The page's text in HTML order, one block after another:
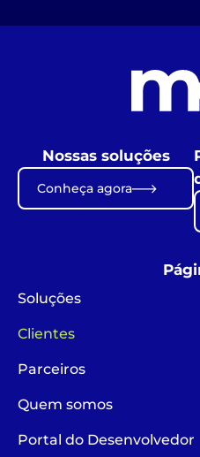
Nossas soluções
Conheça agora
Soluções
Clientes
Parceiros
Quem somos
Portal do Desenvolvedor